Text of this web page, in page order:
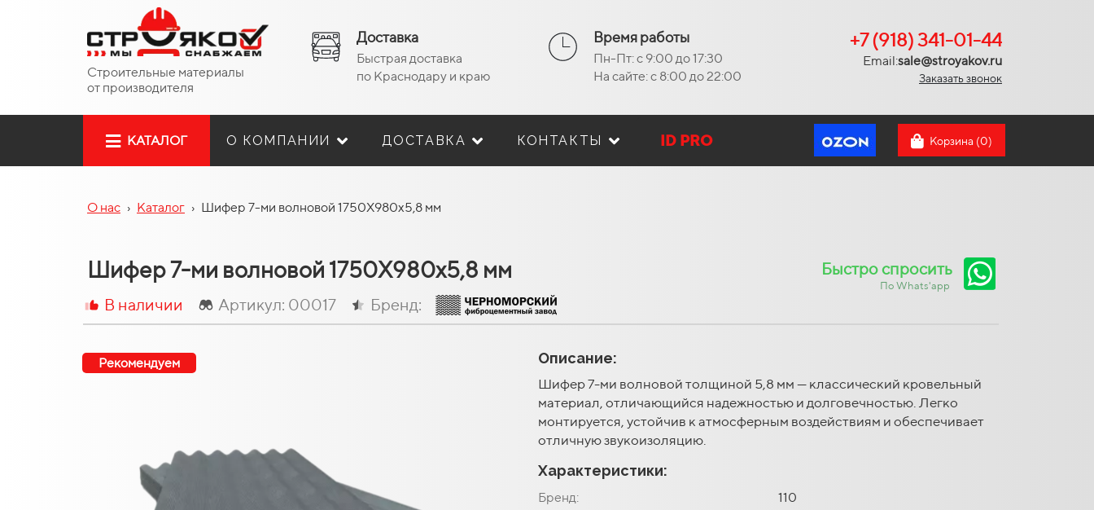
Строительные материалы
от производителя
Доставка
Быстрая доставка
по Краснодару и краю
Время работы
Пн-Пт: с 9:00 до 17:30
На сайте: с 8:00 до 22:00
+7 (918) 341-01-44
Email:sale@stroyakov.ru
Заказать звонок
КАТАЛОГ О КОМПАНИИ ДОСТАВКА КОНТАКТЫ ID PRO Корзина (0)
О нас › Каталог › Шифер 7-ми волновой 1750Х980х5,8 мм
Шифер 7-ми волновой 1750Х980х5,8 мм Быстро спросить
По Whats'app
В наличии Артикул: 00017 Бренд:
Рекомендуем Описание:
Шифер 7-ми волновой толщиной 5,8 мм — классический кровельный
материал, отличающийся надежностью и долговечностью. Легко
монтируется, устойчив к атмосферным воздействиям и обеспечивает
отличную звукоизоляцию.
Характеристики:
Бренд:
110